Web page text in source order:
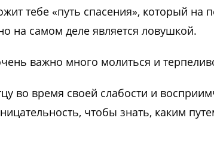
тебе «путь спасения», который на
на самом деле является ловушкой.
важно много молиться и
во время своей слабости и
чтобы знать, каким